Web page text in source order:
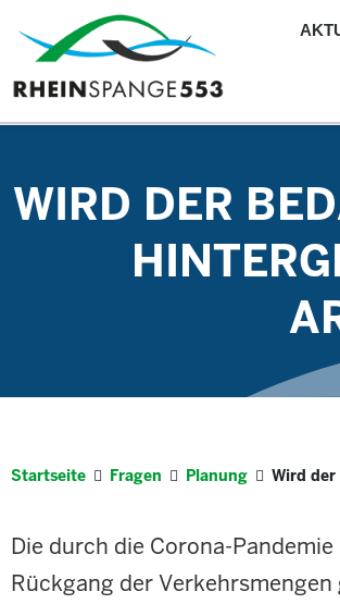
WIRD DER
Startseite Fragen Planung Wird
Die durch die Corona-
Rückgang der